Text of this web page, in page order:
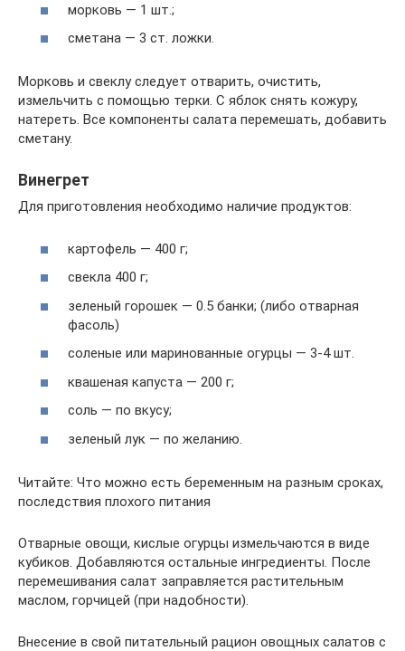
морковь — 1 шт.;
сметана — 3 ст. ложки.
Морковь и свеклу следует отварить, очистить,
измельчить с помощью терки. С яблок снять кожуру,
натереть. Все компоненты салата перемешать, добавить
сметану.
Винегрет
Для приготовления необходимо наличие продуктов:
картофель — 400 г;
свекла 400 г;
зеленый горошек — 0.5 банки; (либо отварная
фасоль)
соленые или маринованные огурцы — 3-4 шт.
квашеная капуста — 200 г;
соль — по вкусу;
зеленый лук — по желанию.
Читайте: Что можно есть беременным на разным сроках,
последствия плохого питания
Отварные овощи, кислые огурцы измельчаются в виде
кубиков. Добавляются остальные ингредиенты. После
перемешивания салат заправляется растительным
маслом, горчицей (при надобности).
Внесение в свой питательный рацион овощных салатов с